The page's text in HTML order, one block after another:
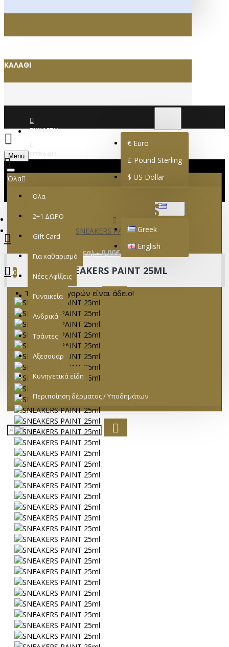
ΚΑΛΆΘΙ
ΣΎΝΔΕΣΗ
€ Euro
£ Pound Sterling
$ US Dollar
Greek
English
Menu
0 προϊόν(τα) - 0,00€
0
Το καλάθι αγορών είναι άδειο!
Όλα
Όλα
2+1 ΔΩΡΟ
Gift Card
Για καθαρισμό
Νέες Αφίξεις
Γυναικεία
Ανδρικά
Τσάντες
Αξεσουάρ
Κυνηγετικά είδη
Περιποίηση δέρματος / Υποδημάτων
SNEAKERS PAINT 25ml
SNEAKERS PAINT 25ML